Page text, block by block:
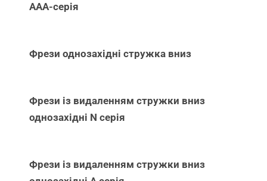
ААА-серія
Фрези однозахідні стружка вниз
Фрези із видаленням стружки вниз
однозахідні N серія
Фрези із видаленням стружки вниз